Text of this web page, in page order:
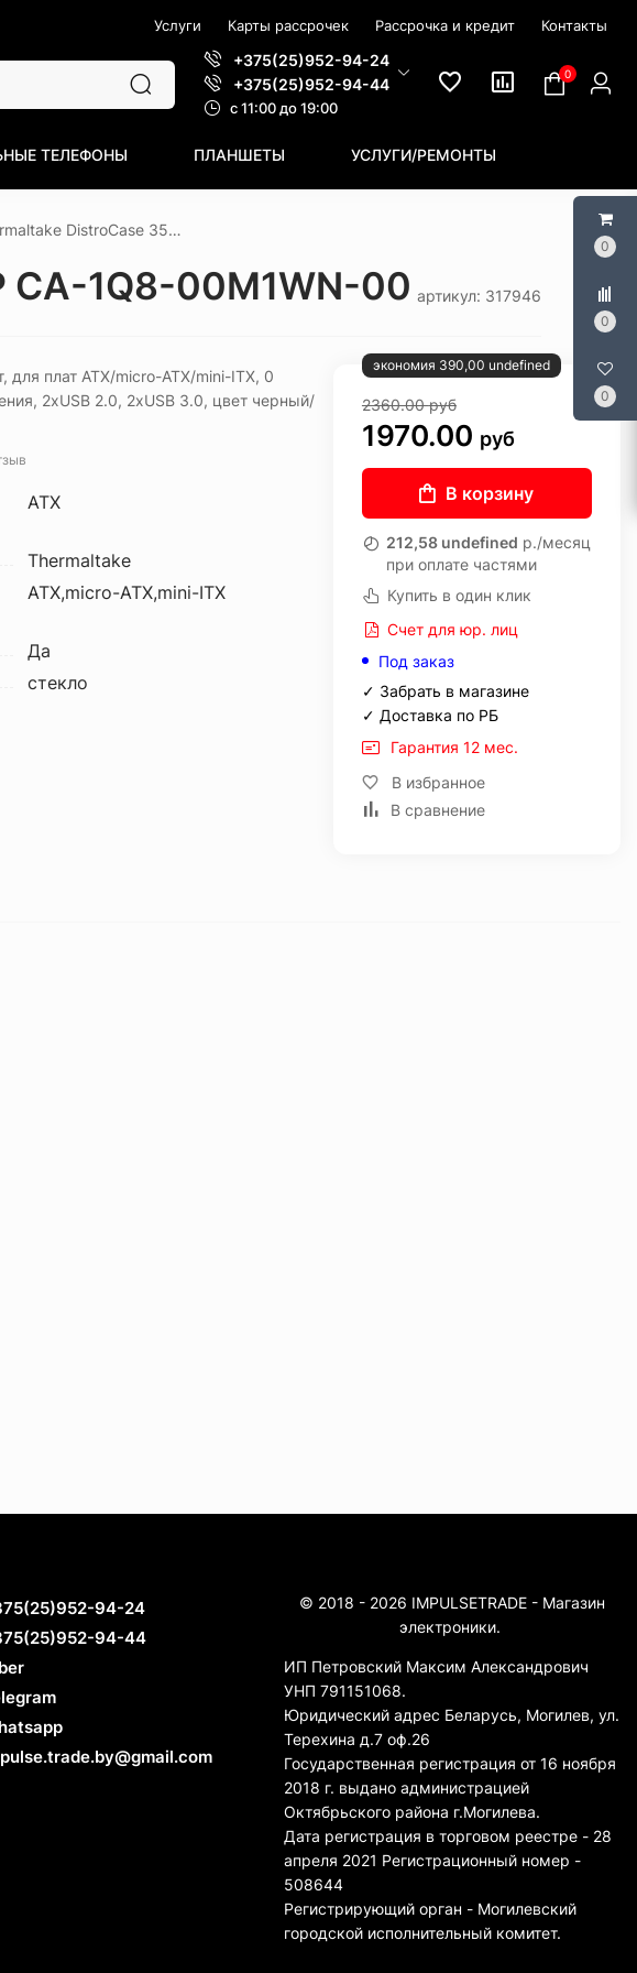
0
0
0
Услуги Карты рассрочек Рассрочка и кредит Контакты
+375(25)952-94-24
+375(25)952-94-44
c 11:00 до 19:00
0
ТЕЛЕФОНЫ ПЛАНШЕТЫ УСЛУГИ/РЕМОНТЫ
Корпус Thermaltake DistroCase 350P CA-1Q8-00M1WN-00
CA-1Q8-00M1WN-00 артикул: 317946
для плат ATX/micro-ATX/mini-ITX, 0
2xUSB 2.0, 2xUSB 3.0, цвет черный/
ATX
Thermaltake
ATX,micro-ATX,mini-ITX
Да
стекло
экономия 390,00 undefined
2360.00руб
1970.00 руб
В корзину
212,58 undefined р./месяц
при оплате частями
Купить в один клик
Счет для юр. лиц
Под заказ
✓ Забрать в магазине
✓ Доставка по РБ
Гарантия 12 мес.
В избранное
В сравнение
94-24
94-44
© 2018 - 2026 IMPULSETRADE - Магазин
электроники.
ИП Петровский Максим Александрович
УНП 791151068.
Юридический адрес Беларусь, Могилев, ул.
Терехина д.7 оф.26
Государственная регистрация от 16 ноября
2018 г. выдано администрацией
Октябрьского района г.Могилева.
Дата регистрация в торговом реестре - 28
апреля 2021 Регистрационный номер -
508644
Регистрирующий орган - Могилевский
городской исполнительный комитет.